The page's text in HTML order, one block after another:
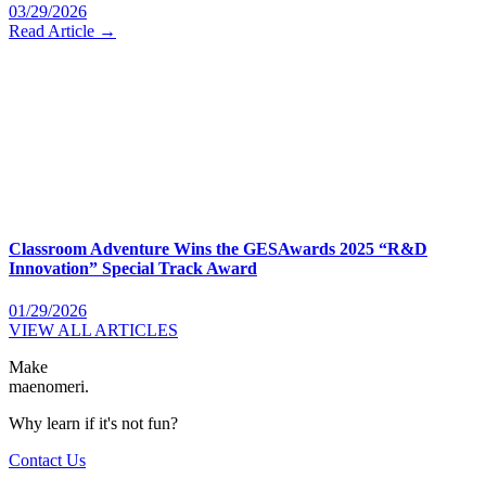
03/29/2026
Read Article →
Classroom Adventure Wins the GESAwards 2025 “R&D
Innovation” Special Track Award
01/29/2026
VIEW ALL ARTICLES
Make
maenomeri.
Why learn if it's not fun?
Contact Us